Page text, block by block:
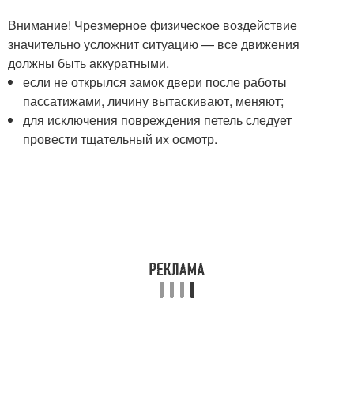
Внимание! Чрезмерное физическое воздействие
значительно усложнит ситуацию — все движения
должны быть аккуратными.
если не открылся замок двери после работы
пассатижами, личину вытаскивают, меняют;
для исключения повреждения петель следует
провести тщательный их осмотр.